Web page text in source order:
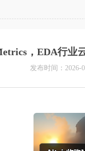
，EDA行业
发布时间：2026-